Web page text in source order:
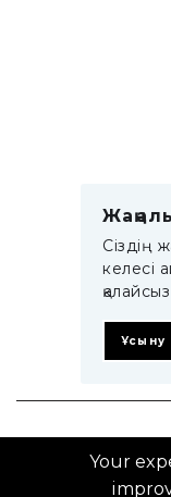
Сіздің
келесі
Ұсыну
Your